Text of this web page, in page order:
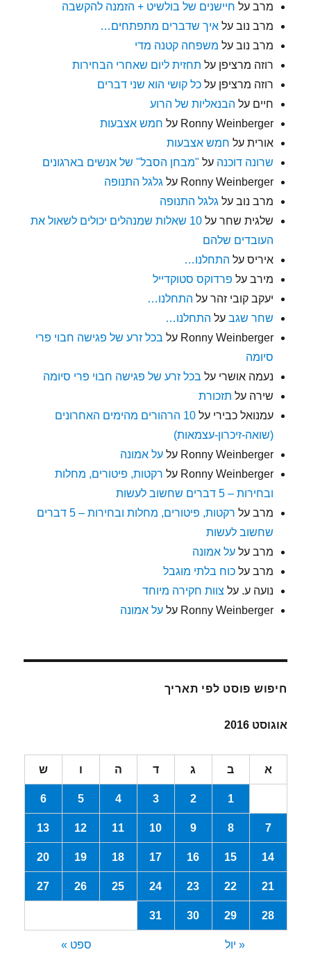
מרב על חיישנים של בולשיט + הזמנה להקשבה
מרב נוב עלאיך שדברים מתפתחים…
מרב נוב על משפחה קטנה מדי
רוזה מרציפן על תחזית ליום שאחרי הבחירות
רוזה מרציפן עלכל קושי הוא שני דברים
חיים על הבנאליות של הרוע
Ronny Weinberger על חמש אצבעות
אורית על חמש אצבעות
שרונה דוכנה על "מבחן הסבל" של אנשים בארגונים
Ronny Weinberger על גלגל התנופה
מרב נוב על גלגל התנופה
שלגית שחר על
10 שאלות שמנהלים יכולים לשאול את
העובדים שלהם
איריס על התחלנו…
מירב על פרדוקס סטוקדייל
יעקב קובי זהר על התחלנו…
שחר שגב על התחלנו…
Ronny Weinberger על בכל זרע של פגישה חבוי פרי
סיומה
נעמה אושרי על בכל זרע של פגישה חבוי פרי סיומה
שירה על תזכורת
עמנואל כבירי על
10 הרהורים מהימים האחרונים
(שואה-זיכרון-עצמאות)
Ronny Weinberger עלעל אמונה
Ronny Weinberger על רקטות, פיטורים, מחלות
ובחירות – 5 דברים שחשוב לעשות
מרב על
רקטות, פיטורים, מחלות ובחירות – 5 דברים
שחשוב לעשות
מרב עלעל אמונה
מרב עלכוח בלתי מוגבל
נועה ע. על צוות חקירה מיוחד
Ronny Weinberger עלעל אמונה
חיפוש פוסט לפי תאריך
אוגוסט 2016
א ב ג ד ה ו ש
1
2
3
4
5
6
7
8
9
10
11
12
13
14
15
16
17
18
19
20
21
22
23
24
25
26
27
28
29
30
31
« יול ספט »